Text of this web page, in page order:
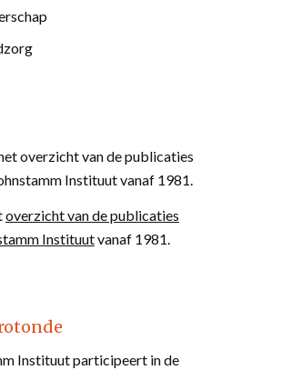
overzicht van de publicaties
Instituutvanaf 1981.
Instituut participeert in de